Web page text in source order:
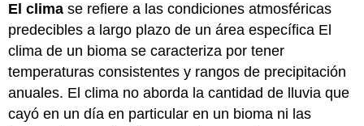
Cambio
Climático
Presente
Resumen
Referencias
El clima se refiere a las condiciones atmosféricas
predecibles a largo plazo de un área específica El
clima de un bioma se caracteriza por tener
temperaturas consistentes y rangos de precipitación
anuales. El clima no aborda la cantidad de lluvia que
cayó en un día en particular en un bioma ni las